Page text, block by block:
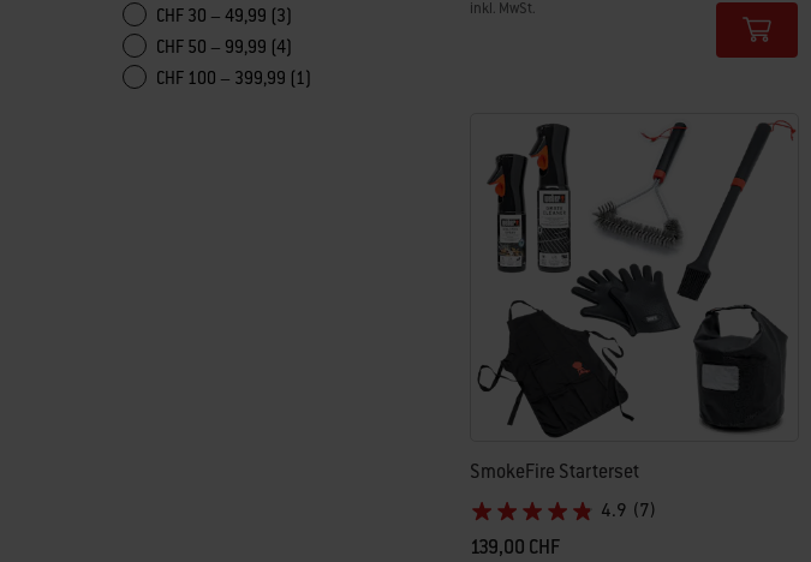
CHF 30 – 49,99 (3)
CHF 50 – 99,99 (4)
CHF 100 – 399,99 (1)
inkl. MwSt.
SmokeFire Starterset
4.9 (7)
139,00 CHF